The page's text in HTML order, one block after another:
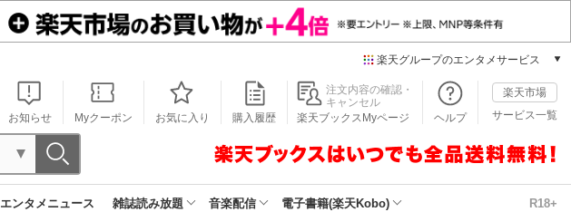
楽天グループのエンタメサービス
本/ゲーム/CD/DVD
楽天ブックス
楽天Kobo
お知らせ Myクーポン お気に入り 購入履歴
注文内容の確認・
キャンセル
楽天ブックスMyページ
ヘルプ
楽天市場
サービス一覧
エンタメニュース 雑誌読み放題 音楽配信 電子書籍(楽天Kobo) R18+